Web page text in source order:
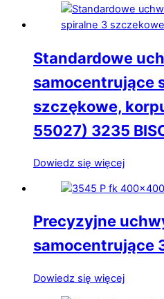
Standardowe
samocentrujące
szczękowe,
55027) 3235
Dowiedz się więcej
Precyzyjne
samocentrujące
Dowiedz się więcej